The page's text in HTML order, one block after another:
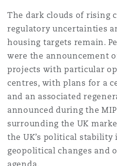
Bator
Jersey
York
The dark clouds of rising
regulatory uncertainties
housing targets remain.
were the announcement
projects with particular
centres, with plans for a
and an associated
announced during the
surrounding the UK
the UK’s political
geopolitical changes and